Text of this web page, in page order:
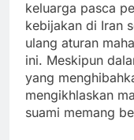
keluarga pasca
kebijakan di Iran
ulang aturan
ini. Meskipun
yang
mengikhlaskan
suami memang